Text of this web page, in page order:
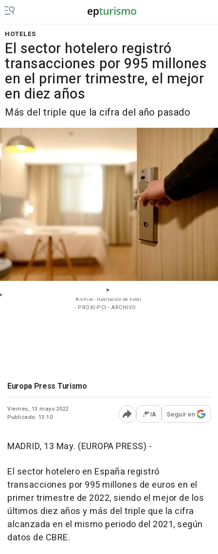
HOTELES
El sector hotelero registró
transacciones por 995 millones
en el primer trimestre, el mejor
en diez años
Más del triple que la cifra del año pasado
Archivo - Habitación de hotel.
- PROXI-PCI - ARCHIVO
Europa Press Turismo
Viernes, 13 mayo 2022
Publicado: 13:10
Abrir opciones para
IA Seguir en
MADRID, 13 May. (EUROPA PRESS) -
El sector hotelero en España registró
transacciones por 995 millones de euros en el
primer trimestre de 2022, siendo el mejor de los
últimos diez años y más del triple que la cifra
alcanzada en el mismo periodo del 2021, según
datos de CBRE.